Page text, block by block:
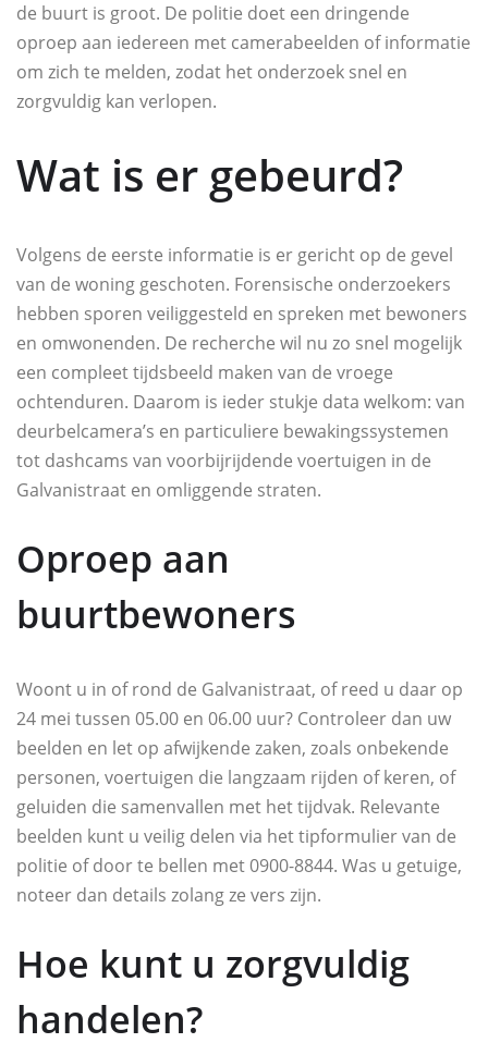
de buurt is groot. De politie doet een dringende
oproep aan iedereen met camerabeelden of informatie
om zich te melden, zodat het onderzoek snel en
zorgvuldig kan verlopen.
Wat is er gebeurd?
Volgens de eerste informatie is er gericht op de gevel
van de woning geschoten. Forensische onderzoekers
hebben sporen veiliggesteld en spreken met bewoners
en omwonenden. De recherche wil nu zo snel mogelijk
een compleet tijdsbeeld maken van de vroege
ochtenduren. Daarom is ieder stukje data welkom: van
deurbelcamera’s en particuliere bewakingssystemen
tot dashcams van voorbijrijdende voertuigen in de
Galvanistraat en omliggende straten.
Oproep aan
buurtbewoners
Woont u in of rond de Galvanistraat, of reed u daar op
24 mei tussen 05.00 en 06.00 uur? Controleer dan uw
beelden en let op afwijkende zaken, zoals onbekende
personen, voertuigen die langzaam rijden of keren, of
geluiden die samenvallen met het tijdvak. Relevante
beelden kunt u veilig delen via het tipformulier van de
politie of door te bellen met 0900-8844. Was u getuige,
noteer dan details zolang ze vers zijn.
Hoe kunt u zorgvuldig
handelen?